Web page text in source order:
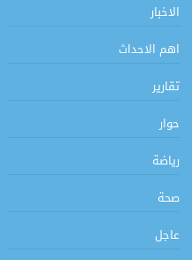
الاخبار
اهم الاحداث
تقارير
حوار
رياضة
صحة
عاجل